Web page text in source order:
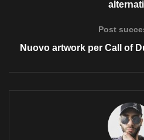
Post
Nuovo artwork per Call of